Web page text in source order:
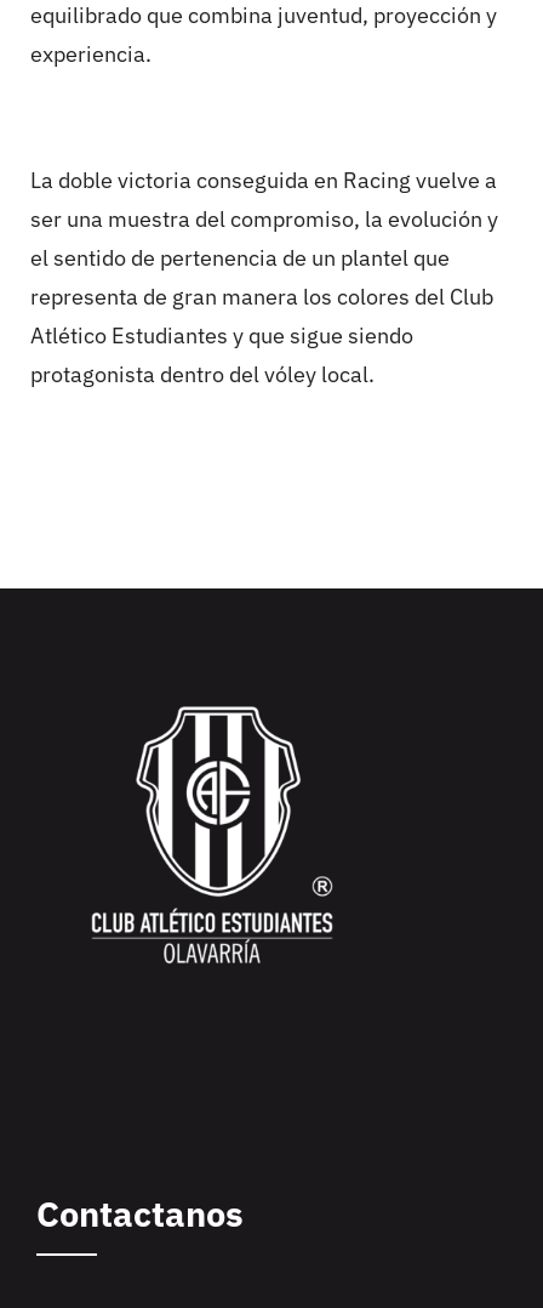
equilibrado que combina juventud, proyección y
experiencia.
La doble victoria conseguida en Racing vuelve a
ser una muestra del compromiso, la evolución y
el sentido de pertenencia de un plantel que
representa de gran manera los colores del Club
Atlético Estudiantes y que sigue siendo
protagonista dentro del vóley local.
Contactanos